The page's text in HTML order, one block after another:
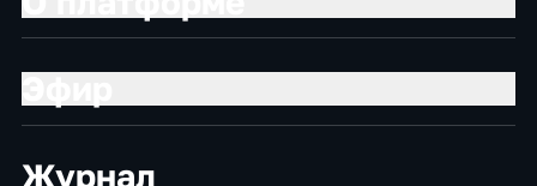
Журнал